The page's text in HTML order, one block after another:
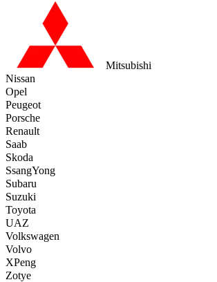
Mitsubishi
Nissan
Opel
Peugeot
Porsche
Renault
Saab
Skoda
SsangYong
Subaru
Suzuki
Toyota
UAZ
Volkswagen
Volvo
XPeng
Zotye